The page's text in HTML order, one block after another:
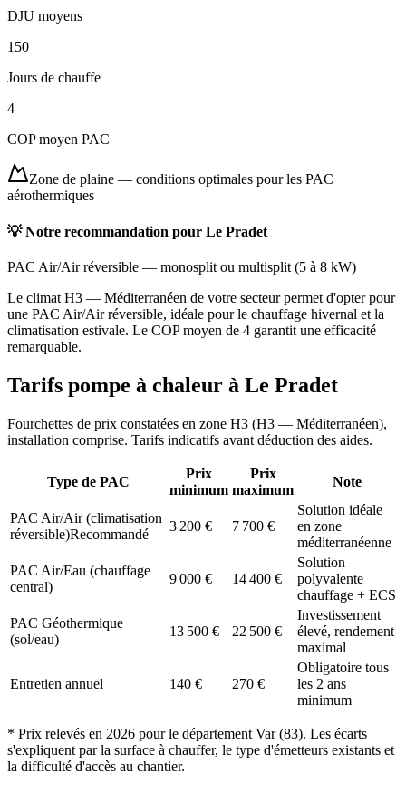
DJU moyens
150
Jours de chauffe
4
COP moyen PAC
Zone de plaine — conditions optimales pour les PAC
aérothermiques
💡 Notre recommandation pour Le Pradet
PAC Air/Air réversible — monosplit ou multisplit (5 à 8 kW)
Le climat H3 — Méditerranéen de votre secteur permet d'opter pour
une PAC Air/Air réversible, idéale pour le chauffage hivernal et la
climatisation estivale. Le COP moyen de 4 garantit une efficacité
remarquable.
Tarifs pompe à chaleur à Le Pradet
Fourchettes de prix constatées en zone H3 (H3 — Méditerranéen),
installation comprise. Tarifs indicatifs avant déduction des aides.
Type de PAC
Prix
minimum
Prix
maximum
Note
PAC Air/Air (climatisation
réversible)Recommandé
3 200 € 7 700 €
Solution idéale
en zone
méditerranéenne
PAC Air/Eau (chauffage
central)
9 000 € 14 400 €
Solution
polyvalente
chauffage + ECS
PAC Géothermique
(sol/eau)
13 500 € 22 500 €
Investissement
élevé, rendement
maximal
Entretien annuel 140 € 270 €
Obligatoire tous
les 2 ans
minimum
* Prix relevés en 2026 pour le département Var(83). Les écarts
s'expliquent par la surface à chauffer, le type d'émetteurs existants et
la difficulté d'accès au chantier.